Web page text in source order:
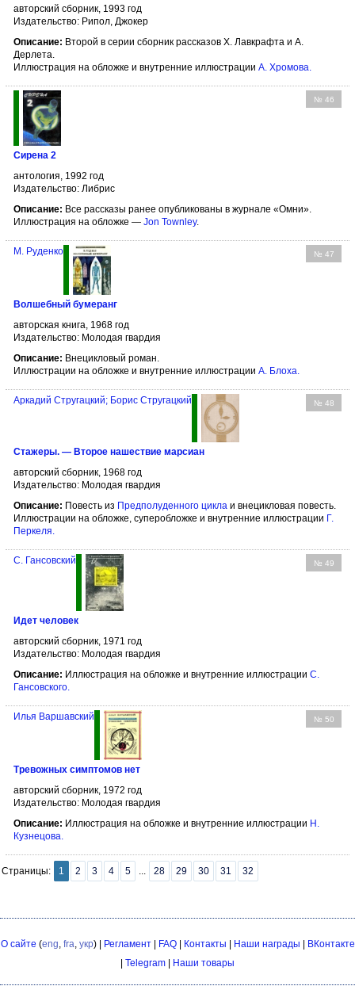
авторский сборник, 1993 год
Издательство: Рипол, Джокер
Описание: Второй в серии сборник рассказов Х. Лавкрафта и А.
Дерлета.
Иллюстрация на обложке и внутренние иллюстрации А. Хромова.
№ 46
Сирена 2
антология, 1992 год
Издательство: Либрис
Описание: Все рассказы ранее опубликованы в журнале «Омни».
Иллюстрация на обложке — Jon Townley.
№ 47
М. Руденко
Волшебный бумеранг
авторская книга, 1968 год
Издательство: Молодая гвардия
Описание: Внецикловый роман.
Иллюстрации на обложке и внутренние иллюстрации А. Блоха.
№ 48
Аркадий Стругацкий; Борис Стругацкий
Стажеры. — Второе нашествие марсиан
авторский сборник, 1968 год
Издательство: Молодая гвардия
Описание: Повесть из Предполуденного цикла и внецикловая повесть.
Иллюстрации на обложке, суперобложке и внутренние иллюстрации Г.
Перкеля
№ 49
С. Гансовский
Идет человек
авторский сборник, 1971 год
Издательство: Молодая гвардия
Описание: Иллюстрация на обложке и внутренние иллюстрации С.
Гансовского
№ 50
Илья Варшавский
Тревожных симптомов нет
авторский сборник, 1972 год
Издательство: Молодая гвардия
Описание: Иллюстрация на обложке и внутренние иллюстрации Н.
Кузнецова.
Страницы: 1 2 3 4 5 ... 28 29 30 31 32
О сайте (eng, fra, укр) | Регламент| FAQ| Контакты | Наши награды | ВКонтакте
| Telegram | Наши товары